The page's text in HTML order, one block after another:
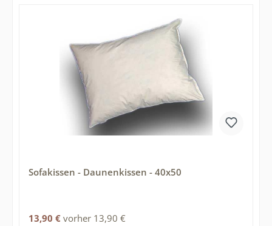
Sofakissen - Daunenkissen - 40x50
Regulärer Preis:
13,90 € vorher 13,90 €